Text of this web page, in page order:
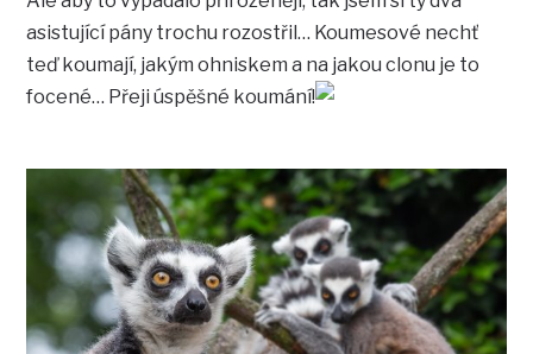
asistující pány trochu rozostřil… Koumesové nechť
teď koumají, jakým ohniskem a na jakou clonu je to
focené… Přeji úspěšné koumání!